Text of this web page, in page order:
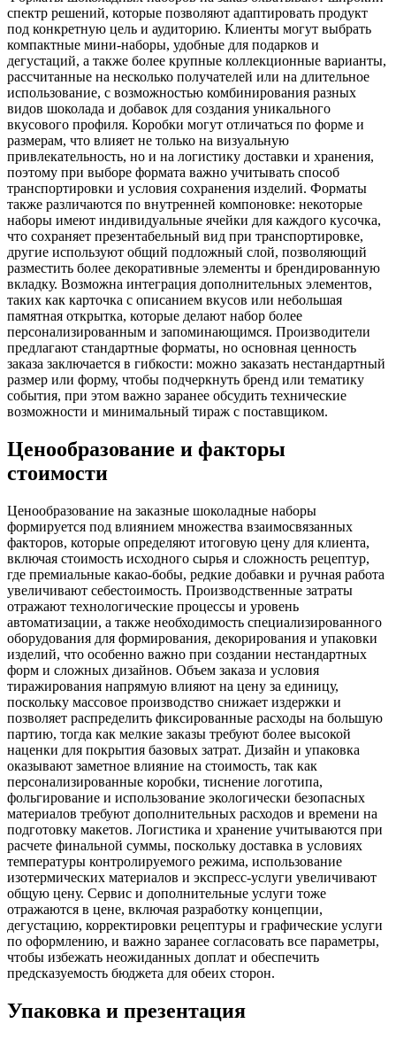
спектр решений, которые позволяют адаптировать продукт
под конкретную цель и аудиторию. Клиенты могут выбрать
компактные мини-наборы, удобные для подарков и
дегустаций, а также более крупные коллекционные варианты,
рассчитанные на несколько получателей или на длительное
использование, с возможностью комбинирования разных
видов шоколада и добавок для создания уникального
вкусового профиля. Коробки могут отличаться по форме и
размерам, что влияет не только на визуальную
привлекательность, но и на логистику доставки и хранения,
поэтому при выборе формата важно учитывать способ
транспортировки и условия сохранения изделий. Форматы
также различаются по внутренней компоновке: некоторые
наборы имеют индивидуальные ячейки для каждого кусочка,
что сохраняет презентабельный вид при транспортировке,
другие используют общий подложный слой, позволяющий
разместить более декоративные элементы и брендированную
вкладку. Возможна интеграция дополнительных элементов,
таких как карточка с описанием вкусов или небольшая
памятная открытка, которые делают набор более
персонализированным и запоминающимся. Производители
предлагают стандартные форматы, но основная ценность
заказа заключается в гибкости: можно заказать нестандартный
размер или форму, чтобы подчеркнуть бренд или тематику
события, при этом важно заранее обсудить технические
возможности и минимальный тираж с поставщиком.
Ценообразование и факторы
стоимости
Ценообразование на заказные шоколадные наборы
формируется под влиянием множества взаимосвязанных
факторов, которые определяют итоговую цену для клиента,
включая стоимость исходного сырья и сложность рецептур,
где премиальные какао-бобы, редкие добавки и ручная работа
увеличивают себестоимость. Производственные затраты
отражают технологические процессы и уровень
автоматизации, а также необходимость специализированного
оборудования для формирования, декорирования и упаковки
изделий, что особенно важно при создании нестандартных
форм и сложных дизайнов. Объем заказа и условия
тиражирования напрямую влияют на цену за единицу,
поскольку массовое производство снижает издержки и
позволяет распределить фиксированные расходы на большую
партию, тогда как мелкие заказы требуют более высокой
наценки для покрытия базовых затрат. Дизайн и упаковка
оказывают заметное влияние на стоимость, так как
персонализированные коробки, тиснение логотипа,
фольгирование и использование экологически безопасных
материалов требуют дополнительных расходов и времени на
подготовку макетов. Логистика и хранение учитываются при
расчете финальной суммы, поскольку доставка в условиях
температуры контролируемого режима, использование
изотермических материалов и экспресс-услуги увеличивают
общую цену. Сервис и дополнительные услуги тоже
отражаются в цене, включая разработку концепции,
дегустацию, корректировки рецептуры и графические услуги
по оформлению, и важно заранее согласовать все параметры,
чтобы избежать неожиданных доплат и обеспечить
предсказуемость бюджета для обеих сторон.
Упаковка и презентация